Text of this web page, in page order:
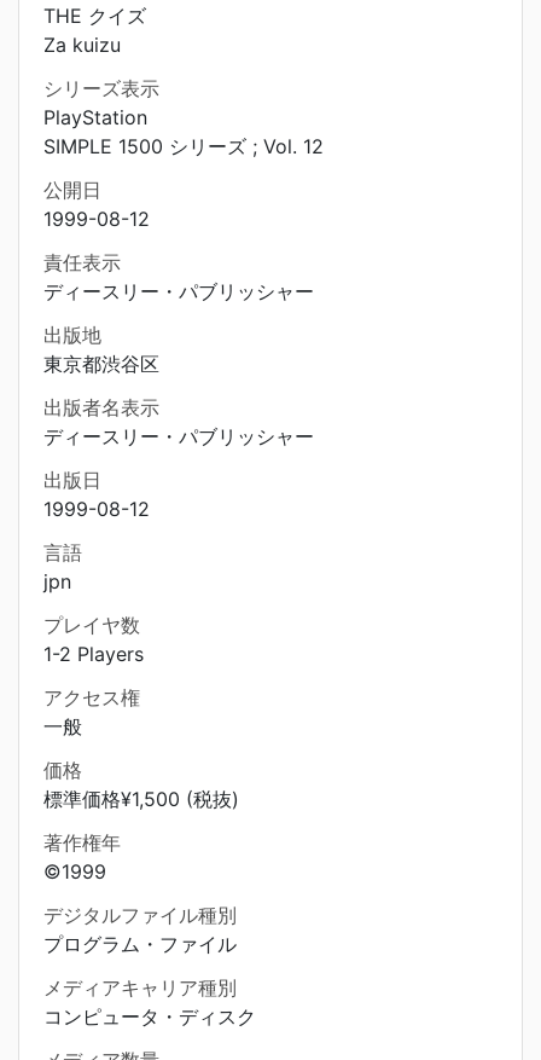
THE クイズ
Za kuizu
シリーズ表示
PlayStation
SIMPLE 1500 シリーズ ; Vol. 12
公開日
1999-08-12
責任表示
ディースリー・パブリッシャー
出版地
東京都渋谷区
出版者名表示
ディースリー・パブリッシャー
出版日
1999-08-12
言語
jpn
プレイヤ数
1-2 Players
アクセス権
一般
価格
標準価格¥1,500 (税抜)
著作権年
©1999
デジタルファイル種別
プログラム・ファイル
メディアキャリア種別
コンピュータ・ディスク